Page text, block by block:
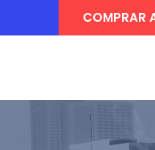
COMPRAR